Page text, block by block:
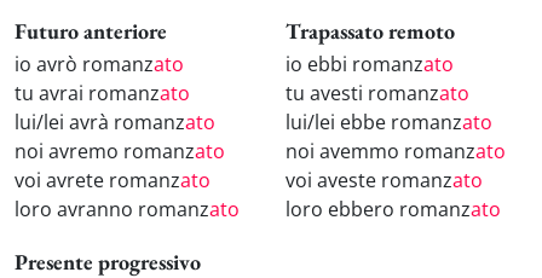
Futuro anteriore
io avrò romanzato
tu avrai romanzato
lui/lei avrà romanzato
noi avremo romanzato
voi avrete romanzato
loro avranno romanzato
Trapassato remoto
io ebbi romanzato
tu avesti romanzato
lui/lei ebbe romanzato
noi avemmo romanzato
voi aveste romanzato
loro ebbero romanzato
Presente progressivo